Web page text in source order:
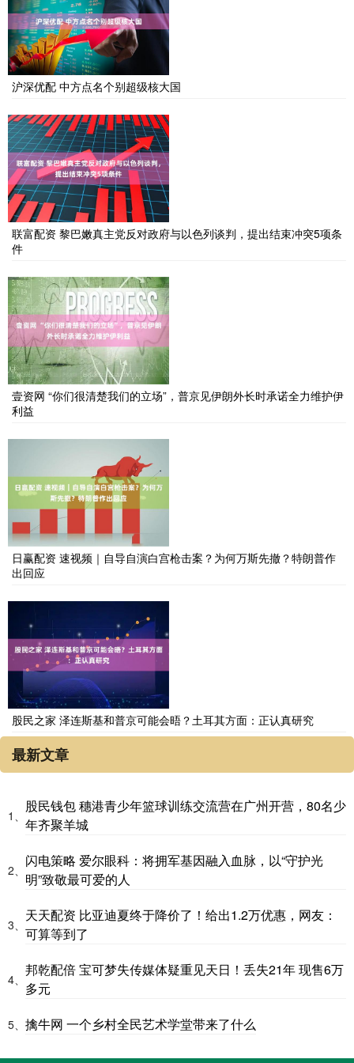
沪深优配 中方点名个别超级核大国
联富配资 黎巴嫩真主党反对政府与以色列谈判，提出结束冲突5项条
件
壹资网 “你们很清楚我们的立场”，普京见伊朗外长时承诺全力维护伊
利益
日赢配资 速视频｜自导自演白宫枪击案？为何万斯先撤？特朗普作
出回应
股民之家 泽连斯基和普京可能会晤？土耳其方面：正认真研究
最新文章
1、
股民钱包 穗港青少年篮球训练交流营在广州开营，80名少
年齐聚羊城
2、
闪电策略 爱尔眼科：将拥军基因融入血脉，以“守护光
明”致敬最可爱的人
3、
天天配资 比亚迪夏终于降价了！给出1.2万优惠，网友：
可算等到了
4、
邦乾配倍 宝可梦失传媒体疑重见天日！丢失21年 现售6万
多元
5、 擒牛网 一个乡村全民艺术学堂带来了什么